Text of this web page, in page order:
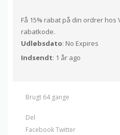
Få 15% rabat på din ordrer
rabatkode.
Udløbsdato: No Expires
Indsendt: 1 år ago
Brugt 64 gange
Del
FacebookTwitter